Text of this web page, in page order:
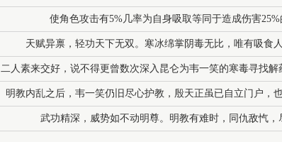
使角色攻击有5%几率为自身吸取等同于造成伤害
天赋异禀，轻功天下无双。寒冰绵掌阴毒无比，唯有吸食
二人素来交好，说不得更曾数次深入昆仑为韦一笑的寒毒寻找解
明教内乱之后，韦一笑仍旧尽心护教，殷天正虽已自立门户，
武功精深，威势如不动明尊。明教有难时，同仇敌忾，